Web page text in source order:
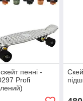
пенні -
Profi